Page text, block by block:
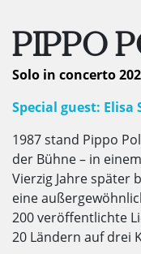
PIPPO
Solo in concerto
Special guest: Elisa
1987 stand Pippo
der Bühne – in
Vierzig Jahre später
eine
200 veröffentlichte
20 Ländern auf drei